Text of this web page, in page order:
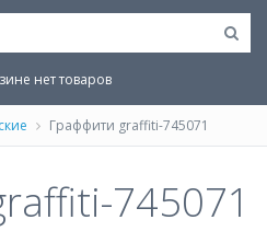
нет товаров
Граффити graffiti-745071
745071